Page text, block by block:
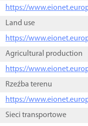
https://
Land use
https://
Agricultural production
https://
Rzeźba terenu
https://
Sieci transportowe